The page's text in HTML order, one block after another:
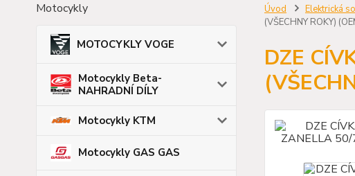
Motocykly
MOTOCYKLY VOGE
Motocykly Beta-
NAHRADNÍ DÍLY
Motocykly KTM
Motocykly GAS GAS
Úvod Elektrická
(VŠECHNY ROKY)
DZE